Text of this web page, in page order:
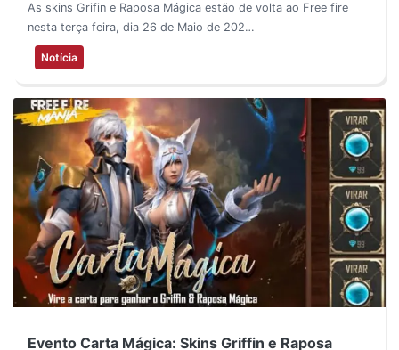
As skins Grifin e Raposa Mágica estão de volta ao Free fire
nesta terça feira, dia 26 de Maio de 202…
Notícia
Evento Carta Mágica: Skins Griffin e Raposa